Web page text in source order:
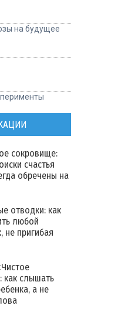
на будущее
сокровище:
счастья
обречены на
отводки: как
любой
не пригибая
как слышать
а не